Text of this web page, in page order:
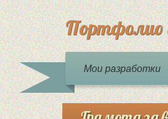
Портфолио
Мои разработки